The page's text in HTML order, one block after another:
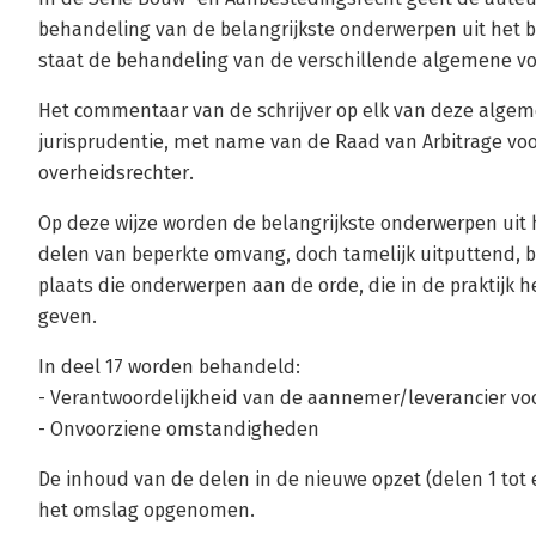
behandeling van de belangrijkste onderwerpen uit het
staat de behandeling van de verschillende algemene
Het commentaar van de schrijver op elk van deze
jurisprudentie, met name van de Raad van Arbitrage
overheidsrechter.
Op deze wijze worden de belangrijkste onderwerpen
delen van beperkte omvang, doch tamelijk uitputtend,
plaats die onderwerpen aan de orde, die in de praktijk
geven.
In deel 17 worden behandeld:
- Verantwoordelijkheid van de aannemer/leverancier
- Onvoorziene omstandigheden
De inhoud van de delen in de nieuwe opzet (delen 1
het omslag opgenomen.